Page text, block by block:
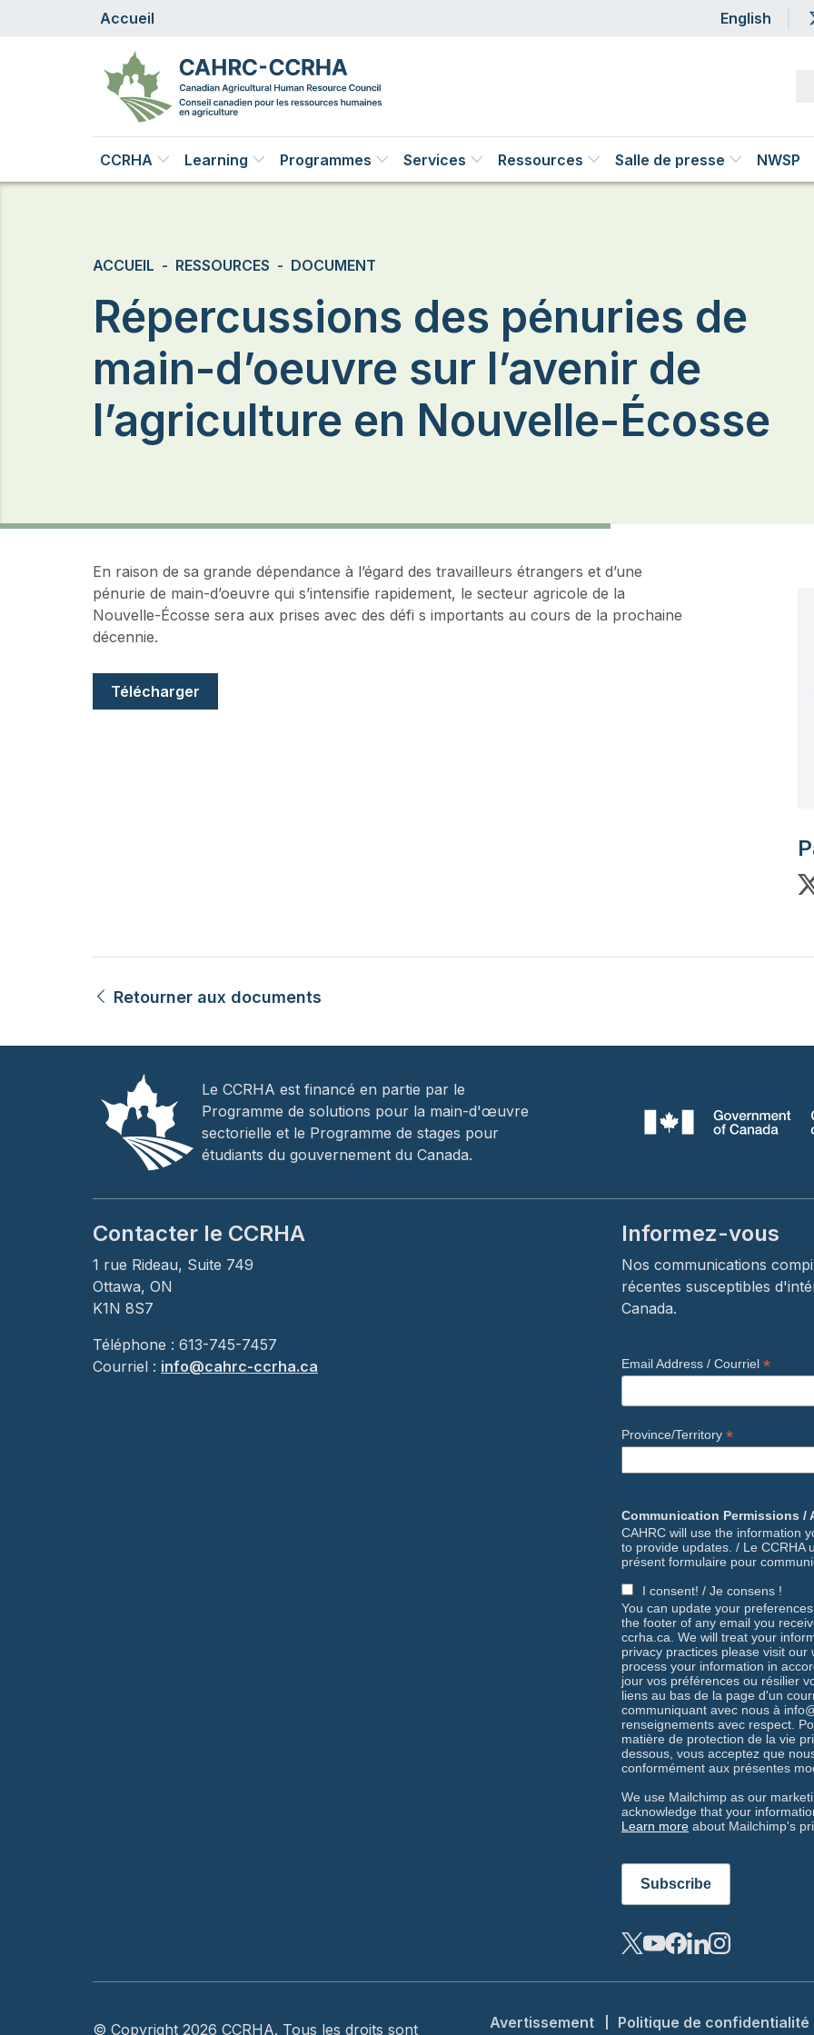
Aller au contenu principal
Accueil English
Main navigation
CCRHA Learning Programmes Services Ressources Salle de presse NWSP
Fil d'Ariane
ACCUEIL RESSOURCES DOCUMENT
Répercussions des pénuries de
main-d’oeuvre sur l’avenir de
l’agriculture en Nouvelle-Écosse
En raison de sa grande dépendance à l’égard des travailleurs étrangers et d’une
pénurie de main-d’oeuvre qui s’intensifie rapidement, le secteur agricole de la
Nouvelle-Écosse sera aux prises avec des défi s importants au cours de la prochaine
décennie.
Document
Télécharger
Retourner aux documents
Le CCRHA est financé en partie par le
Programme de solutions pour la main-d'œuvre
sectorielle et le Programme de stages pour
étudiants du gouvernement du Canada.
Contacter le CCRHA
1 rue Rideau, Suite 749
Ottawa, ON
K1N 8S7
Téléphone : 613-745-7457
Courriel : info@cahrc-ccrha.ca
Informez-vous
Nos communications
récentes susceptibles
Canada.
Email Address / Courriel *
Province/Territory *
Communication Permissions
CAHRC will use the information
to provide updates. / Le CCRHA
présent formulaire pour
I consent! / Je consens !
You can update your
the footer of any email you
ccrha.ca. We will treat your
privacy practices please visit
process your information in
jour vos préférences ou résilier
liens au bas de la page d'un
communiquant avec nous à
renseignements avec respect.
matière de protection de la vie
dessous, vous acceptez que
conformément aux présentes
We use Mailchimp as our
acknowledge that your
Learn more about Mailchimp's
© Copyright 2026 CCRHA. Tous les droits sont
Footer menu
Avertissement Politique de confidentialité